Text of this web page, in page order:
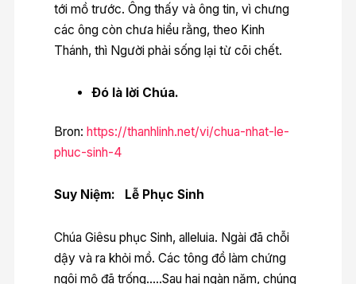
tới mồ trước. Ông thấy và ông tin, vì chưng
các ông còn chưa hiểu rằng, theo Kinh
Thánh, thì Người phải sống lại từ cõi chết.
Ðó là lời Chúa.
Bron: https://thanhlinh.net/vi/chua-nhat-le-
phuc-sinh-4
Suy Niệm: Lễ Phục Sinh
Chúa Giêsu phục Sinh, alleluia. Ngài đã chỗi
dậy và ra khỏi mồ. Các tông đồ làm chứng
ngôi mộ đã trống…..Sau hai ngàn năm, chúng